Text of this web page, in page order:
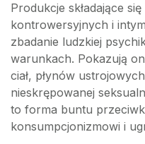
Produkcje składające
kontrowersyjnych i
zbadanie ludzkiej
warunkach. Pokazują
ciał, płynów
nieskrępowanej
to forma buntu
konsumpcjonizmowi i